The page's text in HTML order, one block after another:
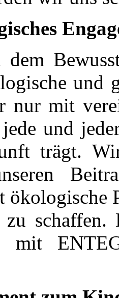
und
nur mit
jede und
trägt.
ökologische
zu
mit